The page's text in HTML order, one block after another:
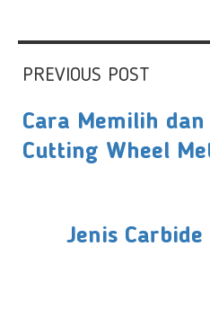
PREVIOUS POST
Cara Memilih
Cutting Wheel
Jenis